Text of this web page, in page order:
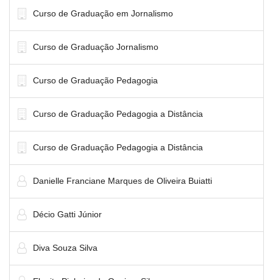
Curso de Graduação em Jornalismo
Curso de Graduação Jornalismo
Curso de Graduação Pedagogia
Curso de Graduação Pedagogia a Distância
Curso de Graduação Pedagogia a Distância
Danielle Franciane Marques de Oliveira Buiatti
Décio Gatti Júnior
Diva Souza Silva